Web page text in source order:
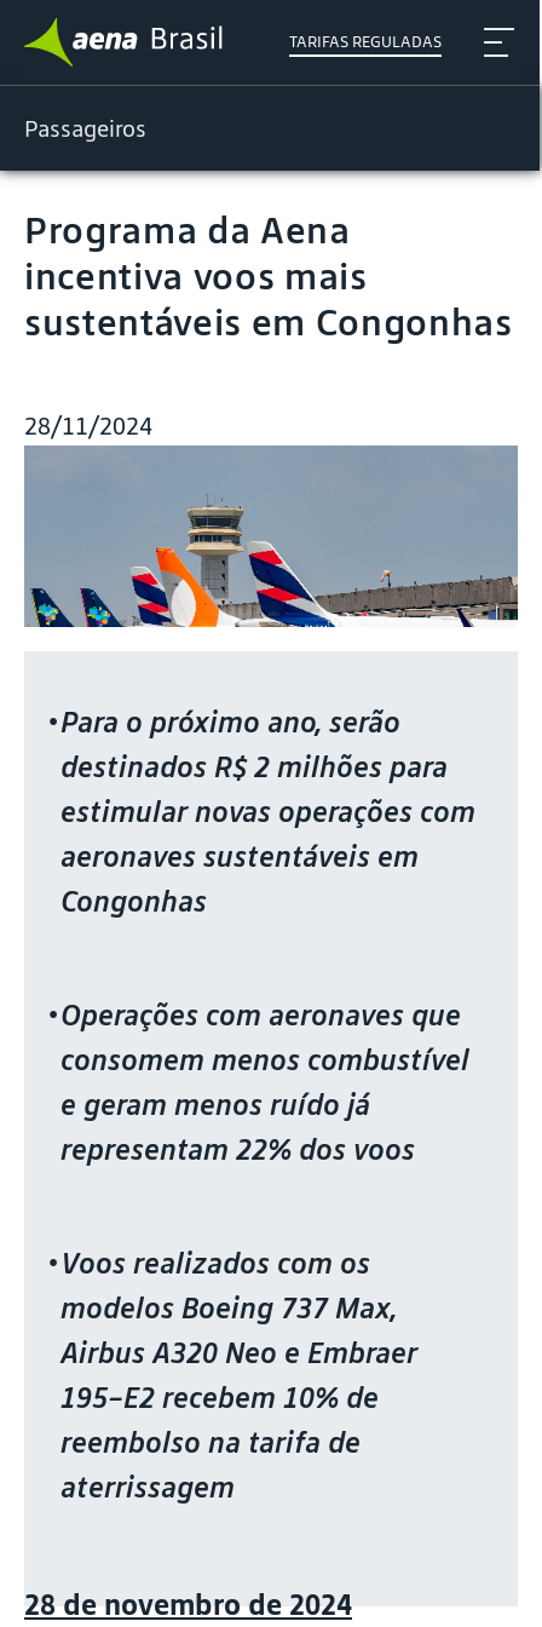
TARIFAS REGULADAS
Passageiros
Programa da Aena
incentiva voos mais
sustentáveis em Congonhas
28/11/2024
Para o próximo ano, serão
destinados R$ 2 milhões para
estimular novas operações com
aeronaves sustentáveis em
Congonhas
Operações com aeronaves que
consomem menos combustível
e geram menos ruído já
representam 22% dos voos
Voos realizados com os
modelos Boeing 737 Max,
Airbus A320 Neo e Embraer
195-E2 recebem 10% de
reembolso na tarifa de
aterrissagem
28 de novembro de 2024